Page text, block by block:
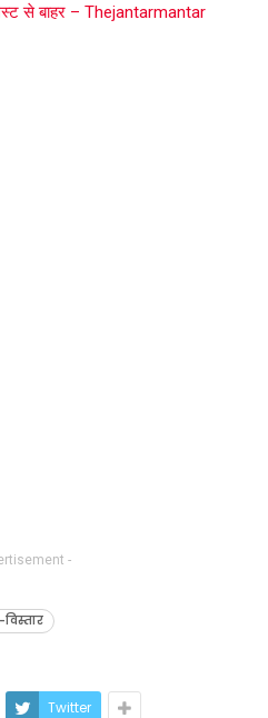
से बाहर – Thejantarmantar
-
Twitter